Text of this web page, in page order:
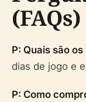
(FAQs)
P: Quais são
dias de jogo e
P: Como